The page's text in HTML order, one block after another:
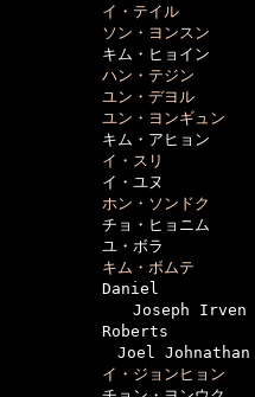
イ・テイル →　
ソン・ヨンスン →　
キム・ヒョイン　　　→
ハン・テジン →　
ユン・デヨル →　
ユン・ヨンギュン →
キム・アヒョン　　　→　
イ・スリ
→　ヨ
イ・ユヌ　　　　　　→
ホン・ソンドク
→　
チョ・ヒョニム　　　→
ユ・ボラ　　　　　　→
キム・ボムテ →　
Daniel
Joseph Irven　　→　
Roberts
Joel Johnathan　　→
イ・ジョンヒョン →